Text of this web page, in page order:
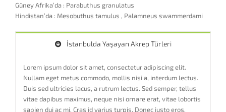
Güney Afrika’da : Parabuthus granulatus
Hindistan’da : Mesobuthus tamulus , Palamneus swammerdami
İstanbulda Yaşayan Akrep Türleri
Lorem ipsum dolor sit amet, consectetur adipiscing elit.
Nullam eget metus commodo, mollis nisi a, interdum lectus.
Duis sed ultricies lacus, a rutrum lectus. Sed semper, tellus
vitae dapibus maximus, neque nisi ornare erat, vitae lobortis
sapien dui ac mi. Cras id varius turpis. Donec justo eros,